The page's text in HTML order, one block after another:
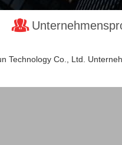
Technology Co., Ltd.